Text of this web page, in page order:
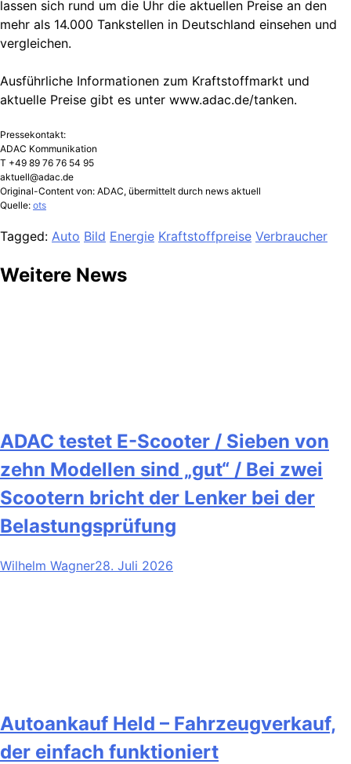
lassen sich rund um die Uhr die aktuellen Preise an den
mehr als 14.000 Tankstellen in Deutschland einsehen und
vergleichen.
Ausführliche Informationen zum Kraftstoffmarkt und
aktuelle Preise gibt es unter www.adac.de/tanken.
Pressekontakt:
ADAC Kommunikation
T +49 89 76 76 54 95
aktuell@adac.de
Original-Content von: ADAC, übermittelt durch news aktuell
Quelle: ots
Tagged: Auto Bild Energie Kraftstoffpreise Verbraucher
Weitere News
ADAC testet E-Scooter / Sieben von
zehn Modellen sind „gut“ / Bei zwei
Scootern bricht der Lenker bei der
Belastungsprüfung
Wilhelm Wagner28. Juli 2026
Autoankauf Held – Fahrzeugverkauf,
der einfach funktioniert